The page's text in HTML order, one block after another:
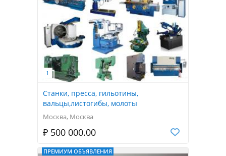
Станки, пресса, гильотины,
вальцы,листогибы, молоты
Москва, Москва
₽ 500 000.00
ПРЕМИУМ ОБЪЯВЛЕНИЯ